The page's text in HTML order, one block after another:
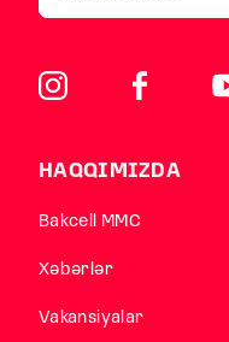
HAQQIMIZDA
Bakcell MMC
Xəbərlər
Vakansiyalar